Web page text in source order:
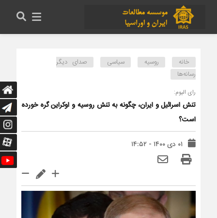
خانه روسیه سیاسی
صدای دیگر
رسانه‌ها
رای الیوم:
تنش اسرائیل و ایران، چگونه به تنش روسیه و اوکراین گره خورده
است؟
۰۱ دی ۱۴۰۰ - ۱۴:۵۲